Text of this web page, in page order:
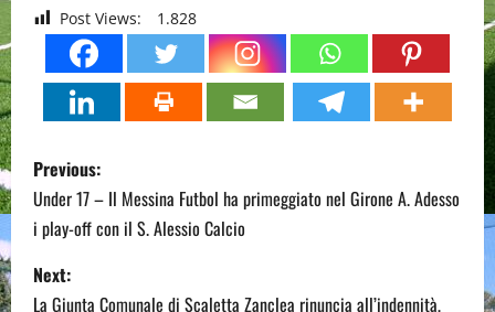
Post Views: 1.828
P
o
s
t
Previous:
Under 17 – Il Messina Futbol ha primeggiato nel Girone A. Adesso
i play-off con il S. Alessio Calcio
Next:
La Giunta Comunale di Scaletta Zanclea rinuncia all’indennità,